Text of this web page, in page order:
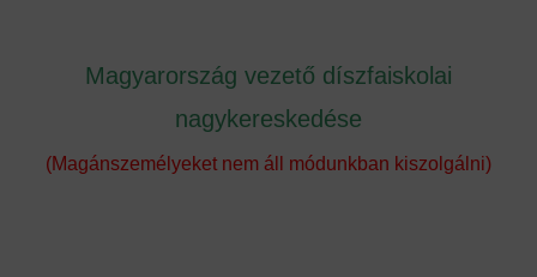
Magyarország vezető díszfaiskolai
nagykereskedése
(Magánszemélyeket nem áll módunkban kiszolgálni)